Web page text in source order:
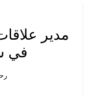
مدير
في